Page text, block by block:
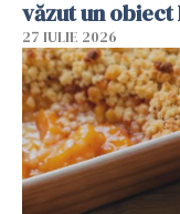
văzut un obiect
27 IULIE 2026